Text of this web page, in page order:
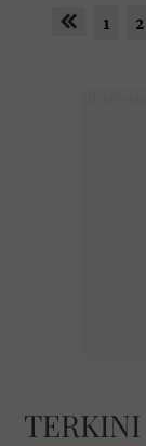
1 2
TERKINI